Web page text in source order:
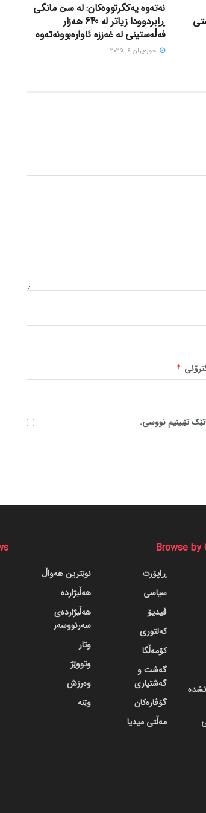
نەتەوە یەکگرتووەکان: لە سێ مانگی
ڕابردوودا زیاتر لە 640 هەزار
فەڵەستینی لە غەززە ئاوارەبوونەتەوە
حوزه‌یران 6, 2025
*
تێبینیم نووسی.
Browse by
ڕاپۆرت
سیاسی
ڤیدیۆ
کەلتوری
کۆمەڵگا
گه‌شت و
گه‌شتیاری
گۆڤاره‌کان
مەڵتی میدیا
نوێترین هەواڵ
هەڵبژاردە
هەڵبژاردەی
سەرنووسەر
وتار
وتووێژ
وەرزش
وێنە